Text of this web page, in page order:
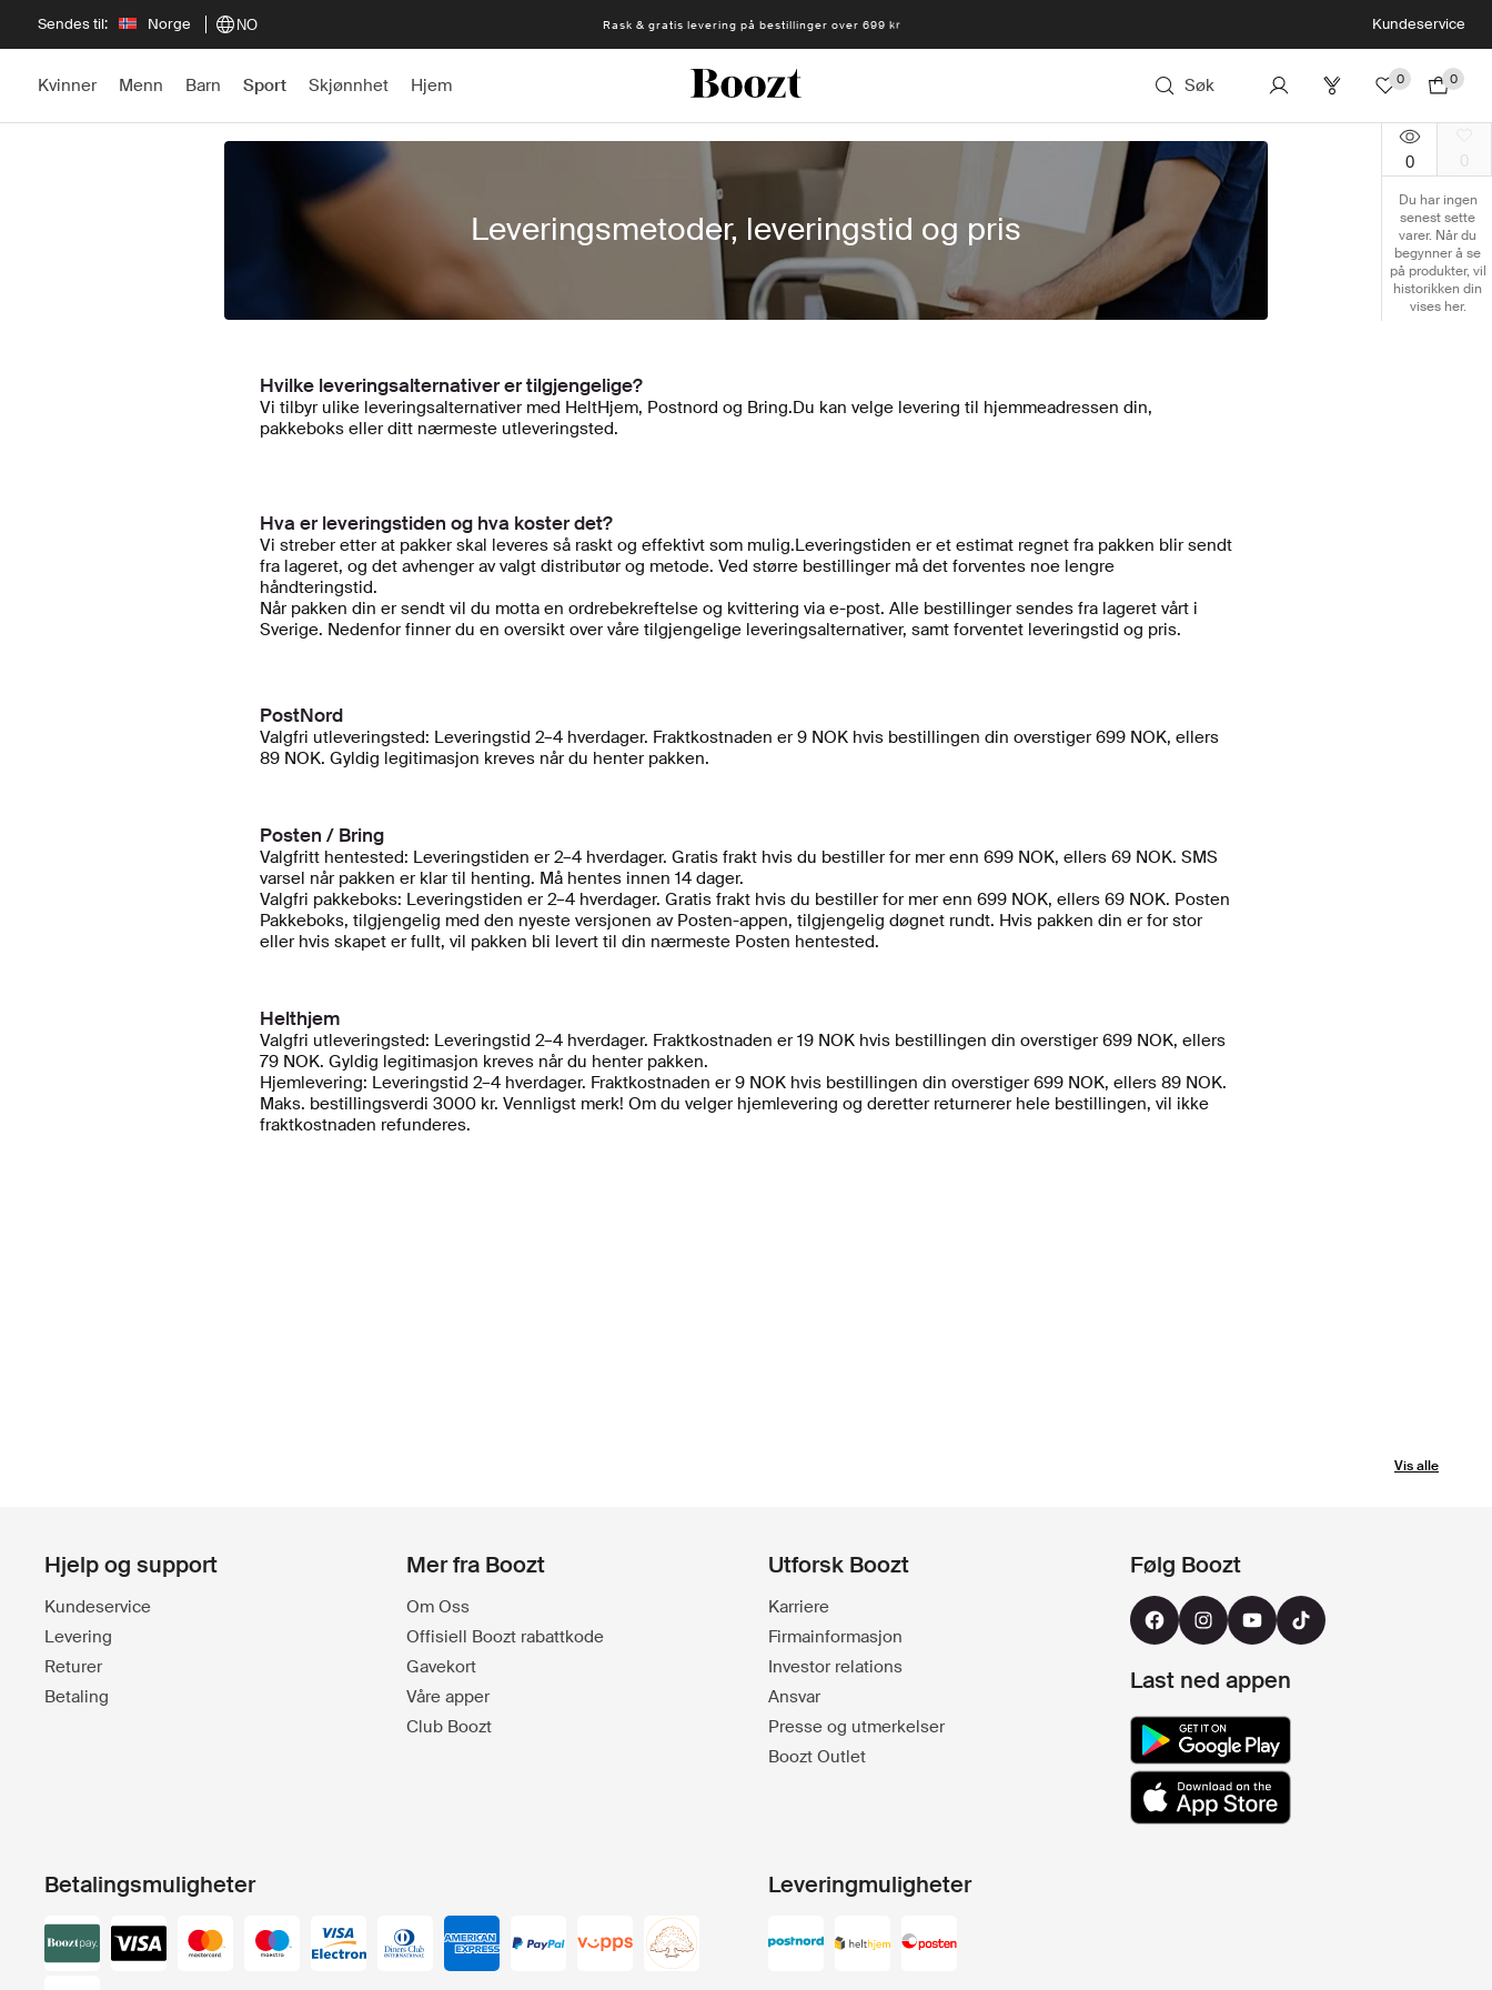
Sendes til: Norge NO Rask & gratis levering på bestillinger over 699 kr Kundeservice
Kvinner Menn Barn Sport Skjønnhet Hjem Søk 0 0
0 0
Du har ingen
senest sette
varer. Når du
begynner å se
på produkter, vil
historikken din
vises her.
Leveringsmetoder, leveringstid og pris
Hvilke leveringsalternativer er tilgjengelige?
Vi tilbyr ulike leveringsalternativer med HeltHjem, Postnord og Bring.Du kan velge levering til hjemmeadressen din,
pakkeboks eller ditt nærmeste utleveringsted.
Hva er leveringstiden og hva koster det?
Vi streber etter at pakker skal leveres så raskt og effektivt som mulig.Leveringstiden er et estimat regnet fra pakken blir sendt
fra lageret, og det avhenger av valgt distributør og metode. Ved større bestillinger må det forventes noe lengre
håndteringstid.
Når pakken din er sendt vil du motta en ordrebekreftelse og kvittering via e-post. Alle bestillinger sendes fra lageret vårt i
Sverige. Nedenfor finner du en oversikt over våre tilgjengelige leveringsalternativer, samt forventet leveringstid og pris.
PostNord
Valgfri utleveringsted: Leveringstid 2–4 hverdager. Fraktkostnaden er 9 NOK hvis bestillingen din overstiger 699 NOK, ellers
89 NOK. Gyldig legitimasjon kreves når du henter pakken.
Posten / Bring
Valgfritt hentested: Leveringstiden er 2–4 hverdager. Gratis frakt hvis du bestiller for mer enn 699 NOK, ellers 69 NOK. SMS
varsel når pakken er klar til henting. Må hentes innen 14 dager.
Valgfri pakkeboks: Leveringstiden er 2–4 hverdager. Gratis frakt hvis du bestiller for mer enn 699 NOK, ellers 69 NOK. Posten
Pakkeboks, tilgjengelig med den nyeste versjonen av Posten-appen, tilgjengelig døgnet rundt. Hvis pakken din er for stor
eller hvis skapet er fullt, vil pakken bli levert til din nærmeste Posten hentested.
Helthjem
Valgfri utleveringsted: Leveringstid 2–4 hverdager. Fraktkostnaden er 19 NOK hvis bestillingen din overstiger 699 NOK, ellers
79 NOK. Gyldig legitimasjon kreves når du henter pakken.
Hjemlevering: Leveringstid 2–4 hverdager. Fraktkostnaden er 9 NOK hvis bestillingen din overstiger 699 NOK, ellers 89 NOK.
Maks. bestillingsverdi 3000 kr. Vennligst merk! Om du velger hjemlevering og deretter returnerer hele bestillingen, vil ikke
fraktkostnaden refunderes.
Vis alle
Hjelp og support
Kundeservice
Levering
Returer
Betaling
Mer fra Boozt
Om Oss
Offisiell Boozt rabattkode
Gavekort
Våre apper
Club Boozt
Utforsk Boozt
Karriere
Firmainformasjon
Investor relations
Ansvar
Presse og utmerkelser
Boozt Outlet
Følg Boozt
Last ned appen
Betalingsmuligheter Leveringmuligheter